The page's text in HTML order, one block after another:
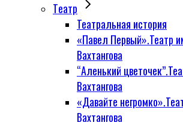
Tеатр
Театральная история
«Павел Первый».Театр
Вахтангова
“Аленький
Вахтангова
«Давайте
Вахтангова